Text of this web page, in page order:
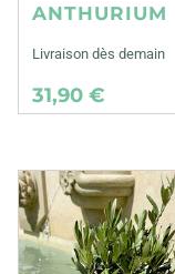
ANTHURIUM
Livraison dès demain
31,90 €